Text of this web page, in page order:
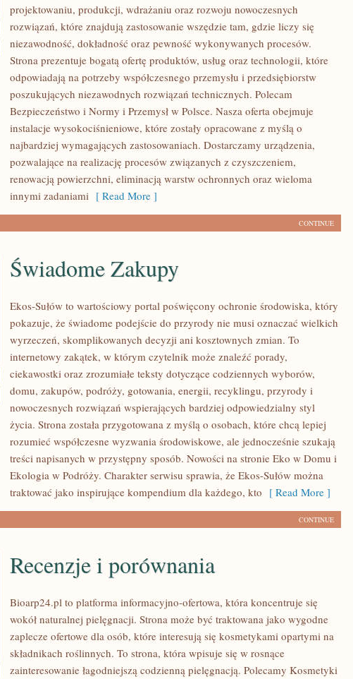
WAS
projektowaniu, produkcji, wdrażaniu oraz rozwoju nowoczesnych
rozwiązań, które znajdują zastosowanie wszędzie tam, gdzie liczy się
niezawodność, dokładność oraz pewność wykonywanych procesów.
Strona prezentuje bogatą ofertę produktów, usług oraz technologii, które
odpowiadają na potrzeby współczesnego przemysłu i przedsiębiorstw
poszukujących niezawodnych rozwiązań technicznych. Polecam
Bezpieczeństwo i Normy i Przemysł w Polsce. Nasza oferta obejmuje
instalacje wysokociśnieniowe, które zostały opracowane z myślą o
najbardziej wymagających zastosowaniach. Dostarczamy urządzenia,
pozwalające na realizację procesów związanych z czyszczeniem,
renowacją powierzchni, eliminacją warstw ochronnych oraz wieloma
innymi zadaniami [ Read More ]
CONTINUE
ŚWIADOME
ZAKUPY
Świadome Zakupy
Ekos-Sułów to wartościowy portal poświęcony ochronie środowiska, który
pokazuje, że świadome podejście do przyrody nie musi oznaczać wielkich
wyrzeczeń, skomplikowanych decyzji ani kosztownych zmian. To
internetowy zakątek, w którym czytelnik może znaleźć porady,
ciekawostki oraz zrozumiałe teksty dotyczące codziennych wyborów,
domu, zakupów, podróży, gotowania, energii, recyklingu, przyrody i
nowoczesnych rozwiązań wspierających bardziej odpowiedzialny styl
życia. Strona została przygotowana z myślą o osobach, które chcą lepiej
rozumieć współczesne wyzwania środowiskowe, ale jednocześnie szukają
treści napisanych w przystępny sposób. Nowości na stronie Eko w Domu i
Ekologia w Podróży. Charakter serwisu sprawia, że Ekos-Sułów można
traktować jako inspirujące kompendium dla każdego, kto [ Read More ]
CONTINUE
Recenzje i porównania
Bioarp24.pl to platforma informacyjno-ofertowa, która koncentruje się
wokół naturalnej pielęgnacji. Strona może być traktowana jako wygodne
zaplecze ofertowe dla osób, które interesują się kosmetykami opartymi na
składnikach roślinnych. To strona, która wpisuje się w rosnące
zainteresowanie łagodniejszą codzienną pielęgnacją. Polecamy Kosmetyki